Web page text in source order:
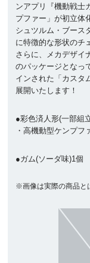
ンアプリ『機動戦士
プファー」が初立体
シュツルム・ブース
に特徴的な形状のチ
さらに、メカデザイ
のパッケージとなっ
インされた「カスタ
展開いたします！
●彩色済人形(一部組
・高機動型ケンプフ
●ガム(ソーダ味)1個
※画像は実際の商品と